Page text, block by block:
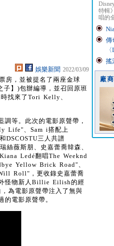
娛樂新聞 2022/03/09
房，並被提名了兩座金球
子】)包辦編導，並召回原班
找來了Tori Kelly、
調等。此次的電影原聲帶，
Life"、Sam i搭配上
三人共譜
薇斯朋、史嘉蕾喬韓森、
Ledé翻唱The Weeknd
Yellow Brick Road"、
Roll"，更收錄史嘉蕾喬
怪物新人Billie Eilish的經
為電影原聲帶注入了無與
電影原聲帶。
特輯
唱的
傳
搖
廠